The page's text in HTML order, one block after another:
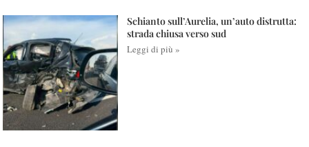
Schianto sull’Aurelia, un’auto distrutta:
strada chiusa verso sud
Leggi di più »